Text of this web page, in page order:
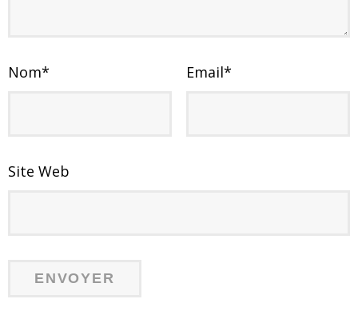
Nom* Email*
Site Web